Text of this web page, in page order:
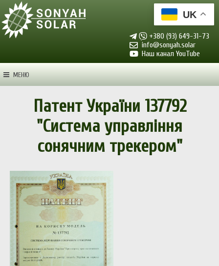
+380 (93) 649-31-73
info@sonyah.solar
Наш канал YouTube
МЕНЮ
Патент України 137792
"Система управління
сонячним трекером"
UK